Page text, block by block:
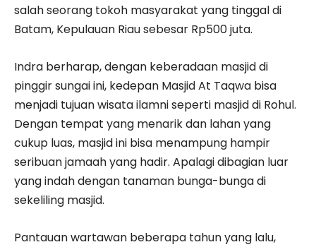
salah seorang tokoh masyarakat yang tinggal di
Batam, Kepulauan Riau sebesar Rp500 juta.
Indra berharap, dengan keberadaan masjid di
pinggir sungai ini, kedepan Masjid At Taqwa bisa
menjadi tujuan wisata ilamni seperti masjid di Rohul.
Dengan tempat yang menarik dan lahan yang
cukup luas, masjid ini bisa menampung hampir
seribuan jamaah yang hadir. Apalagi dibagian luar
yang indah dengan tanaman bunga-bunga di
sekeliling masjid.
Pantauan wartawan beberapa tahun yang lalu,